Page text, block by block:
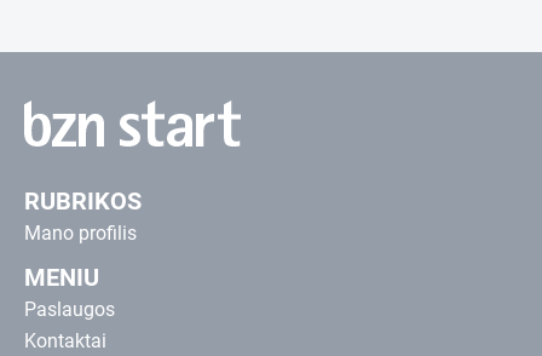
RUBRIKOS
Mano profilis
MENIU
Paslaugos
Kontaktai